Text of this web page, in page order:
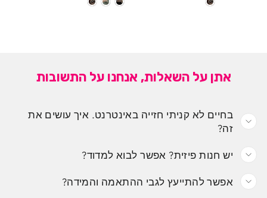
אתן על השאלות, אנחנו על התשובות
בחיים לא קניתי חזייה באינטרנט. איך עושים את
זה?
יש חנות פיזית? אפשר לבוא למדוד?
אפשר להתייעץ לגבי ההתאמה והמידה?